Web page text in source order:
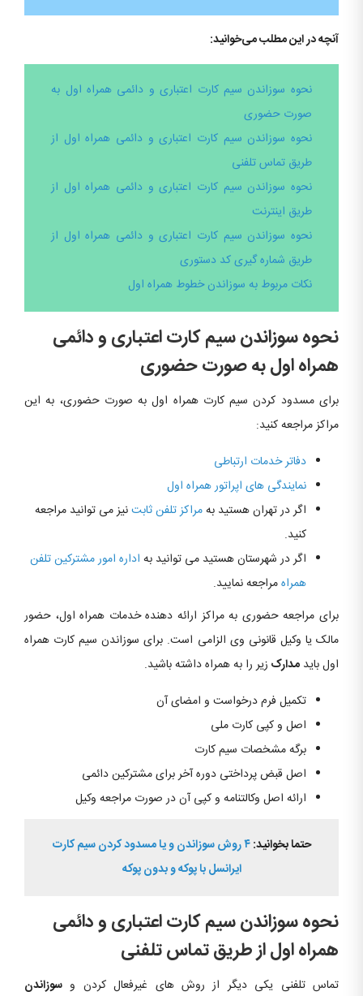
آنچه در این مطلب می‌خوانید:
نحوه سوزاندن سیم کارت اعتباری و دائمی همراه اول به
صورت حضوری
نحوه سوزاندن سیم کارت اعتباری و دائمی همراه اول از
طریق تماس تلفنی
نحوه سوزاندن سیم کارت اعتباری و دائمی همراه اول از
طریق اینترنت
نحوه سوزاندن سیم کارت اعتباری و دائمی همراه اول از
طریق شماره گیری کد دستوری
نکات مربوط به سوزاندن خطوط همراه اول
نحوه سوزاندن سیم کارت اعتباری و دائمی
همراه اول به صورت حضوری
برای مسدود کردن سیم کارت همراه اول به صورت حضوری، به این
مراکز مراجعه کنید:
دفاتر خدمات ارتباطی
نمایندگی های اپراتور همراه اول
اگر در تهران هستید بهمراکز تلفن ثابتنیز می توانید مراجعه
کنید.
اگر در شهرستان هستید می توانید به اداره امور مشترکین تلفن
همراهمراجعه نمایید.
برای مراجعه حضوری به مراکز ارائه دهنده خدمات همراه اول، حضور
مالک یا وکیل قانونی وی الزامی است. برای سوزاندن سیم کارت همراه
اول باید مدارک زیر را به همراه داشته باشید.
تکمیل فرم درخواست و امضای آن
اصل و کپی کارت ملی
برگه مشخصات سیم کارت
اصل قبض پرداختی دوره آخر برای مشترکین دائمی
ارائه اصل وکالتنامه و کپی آن در صورت مراجعه وکیل
حتما بخوانید: ۴ روش سوزاندن و یا مسدود کردن سیم کارت
ایرانسل با پوکه و بدون پوکه
نحوه سوزاندن سیم کارت اعتباری و دائمی
همراه اول از طریق تماس تلفنی
تماس تلفنی یکی دیگر از روش های غیرفعال کردن و سوزاندن